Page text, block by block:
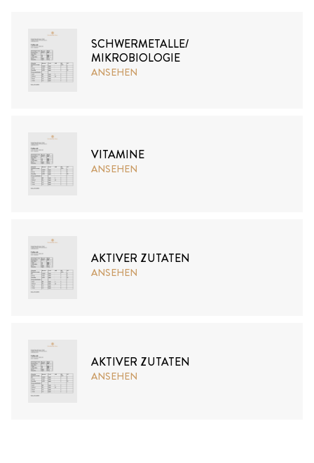
SCHWERMETALLE/
MIKROBIOLOGIE
ANSEHEN
VITAMINE
ANSEHEN
AKTIVER ZUTATEN
ANSEHEN
AKTIVER ZUTATEN
ANSEHEN